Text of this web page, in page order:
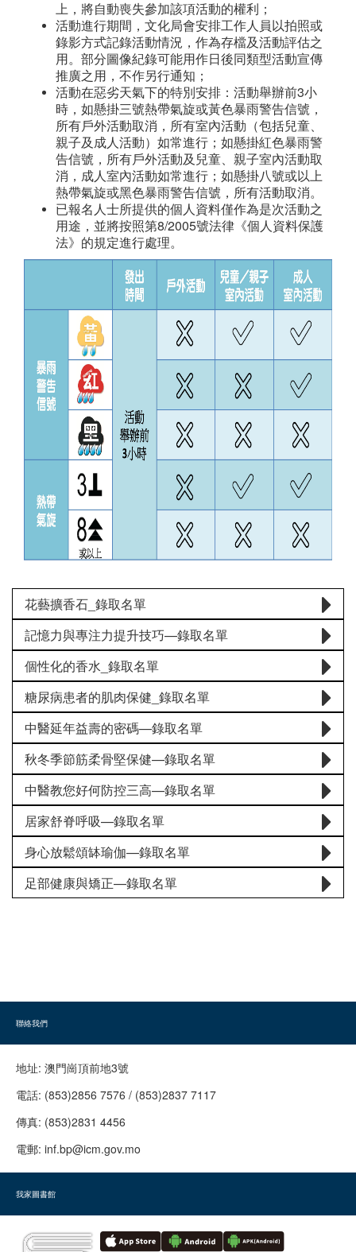
上，將自動喪失參加該項活動的權利；
活動進行期間，文化局會安排工作人員以拍照或
錄影方式記錄活動情況，作為存檔及活動評估之
用。部分圖像紀錄可能用作日後同類型活動宣傳
推廣之用，不作另行通知；
活動在惡劣天氣下的特別安排：活動舉辦前3小
時，如懸掛三號熱帶氣旋或黃色暴雨警告信號，
所有戶外活動取消，所有室內活動（包括兒童、
親子及成人活動）如常進行；如懸掛紅色暴雨警
告信號，所有戶外活動及兒童、親子室內活動取
消，成人室內活動如常進行；如懸掛八號或以上
熱帶氣旋或黑色暴雨警告信號，所有活動取消。
已報名人士所提供的個人資料僅作為是次活動之
用途，並將按照第8/2005號法律《個人資料保護
法》的規定進行處理。
花藝擴香石_錄取名單
記憶力與專注力提升技巧—錄取名單
個性化的香水_錄取名單
糖尿病患者的肌肉保健_錄取名單
中醫延年益壽的密碼—錄取名單
秋冬季節筋柔骨堅保健—錄取名單
中醫教您好何防控三高—錄取名單
居家舒脊呼吸—錄取名單
身心放鬆頌缽瑜伽—錄取名單
足部健康與矯正—錄取名單
聯絡我們
地址: 澳門崗頂前地3號
電話: (853)2856 7576 / (853)2837 7117
傳真: (853)2831 4456
電郵: inf.bp@icm.gov.mo
我家圖書館